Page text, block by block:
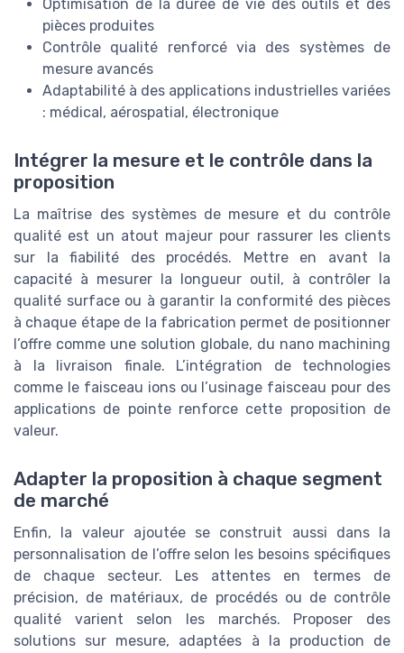
Optimisation de la durée de vie des outils et des
pièces produites
Contrôle qualité renforcé via des systèmes de
mesure avancés
Adaptabilité à des applications industrielles variées
: médical, aérospatial, électronique
Intégrer la mesure et le contrôle dans la
proposition
La maîtrise des systèmes de mesure et du contrôle
qualité est un atout majeur pour rassurer les clients
sur la fiabilité des procédés. Mettre en avant la
capacité à mesurer la longueur outil, à contrôler la
qualité surface ou à garantir la conformité des pièces
à chaque étape de la fabrication permet de positionner
l’offre comme une solution globale, du nano machining
à la livraison finale. L’intégration de technologies
comme le faisceau ions ou l’usinage faisceau pour des
applications de pointe renforce cette proposition de
valeur.
Adapter la proposition à chaque segment
de marché
Enfin, la valeur ajoutée se construit aussi dans la
personnalisation de l’offre selon les besoins spécifiques
de chaque secteur. Les attentes en termes de
précision, de matériaux, de procédés ou de contrôle
qualité varient selon les marchés. Proposer des
solutions sur mesure, adaptées à la production de